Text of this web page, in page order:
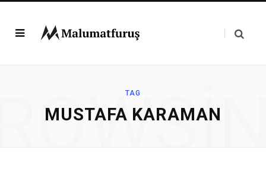
TAG
MUSTAFA KARAMAN